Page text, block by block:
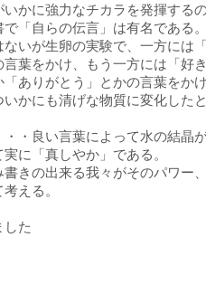
かに強力なチカラを発揮する
「自らの伝言」は有名である
いが生卵の実験で、一方には
言葉をかけ、もう一方には「好
ありがとう」とかの言葉をか
かにも清げな物質に変化した
・・良い言葉によって水の結晶
に「真しやか」である。
きの出来る我々がそのパワー
える。
した